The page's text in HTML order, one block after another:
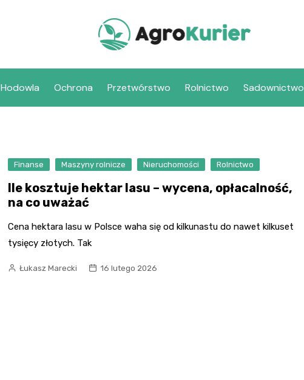
Hodowla Ochrona Przetwórstwo Rolnictwo Sadownictwo
Finanse Maszyny rolnicze Nieruchomości Rolnictwo
Ile kosztuje hektar lasu – wycena, opłacalność,
na co uważać
Cena hektara lasu w Polsce waha się od kilkunastu do nawet kilkuset
tysięcy złotych. Tak
Łukasz Marecki 16 lutego 2026